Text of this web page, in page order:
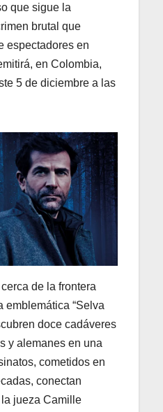
que sigue la
brutal que
espectadores en
en Colombia,
5 de diciembre a las
de la frontera
emblemática “Selva
doce cadáveres
y alemanes en una
cometidos en
conectan
jueza Camille